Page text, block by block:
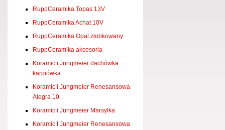
RuppCeramika Topas 13V
RuppCeramika Achat 10V
RuppCeramika Opal żłobkowany
RuppCeramika akcesoria
Koramic i Jungmeier dachówka
karpiówka
Koramic i Jungmeier Renesansowa
Alegra 10
Koramic i Jungmeier Marsylka
Koramic I Jungmeier Renesansowa